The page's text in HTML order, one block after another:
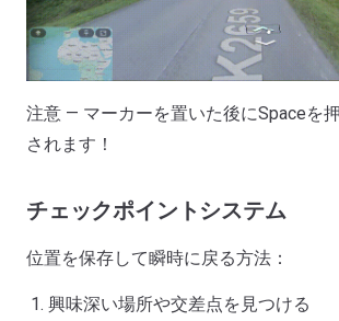
注意 — マーカーを置いた後にSpaceを
されます！
チェックポイントシステム
位置を保存して瞬時に戻る方法：
興味深い場所や交差点を見つける